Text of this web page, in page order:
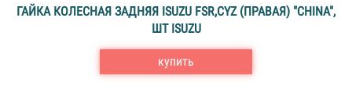
ГАЙКА КОЛЕСНАЯ ЗАДНЯЯ ISUZU FSR,CYZ (ПРАВАЯ) "CHINA",
ШТ ISUZU
купить